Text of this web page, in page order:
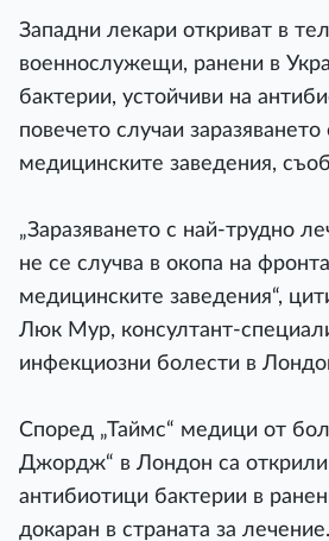
Западни лекари откриват в
военнослужещи, ранени в
бактерии, устойчиви на
повечето случаи заразяването
медицинските заведения,
„Заразяването с най-трудно
не се случва в окопа на
медицинските заведения“,
Люк Мур, консултант-
инфекциозни болести в
Според „Таймс“ медици от
Джордж“ в Лондон са открили
антибиотици бактерии в
докаран в страната за